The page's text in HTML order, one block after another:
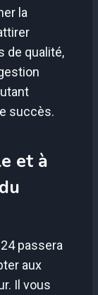
la
de qualité,
succès.
et à
passera
aux
Il vous